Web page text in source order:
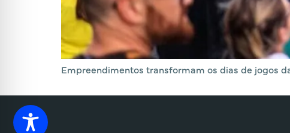
Empreendimentos transformam os dias de jogos